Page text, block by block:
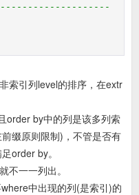
索引列level的排序，在extr
order by中的列是该多列索
缀原则限制)，不管是否有
order by。
不一一列出。
中出现的列(是索引)的